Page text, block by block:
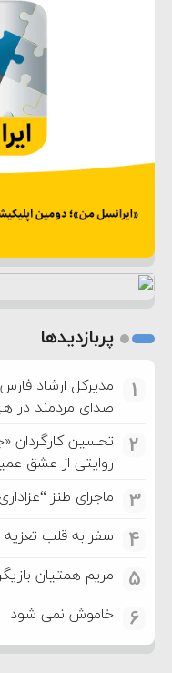
پربازدیدها
1
مدیرکل ارشاد
صدای مردمند در
2
تحسین کارگردان
روایتی از عشق
3 ماجرای طنز
4 سفر به قلب تعزیه لامرد از
5 مریم همتیان
6 خاموش نمی شود